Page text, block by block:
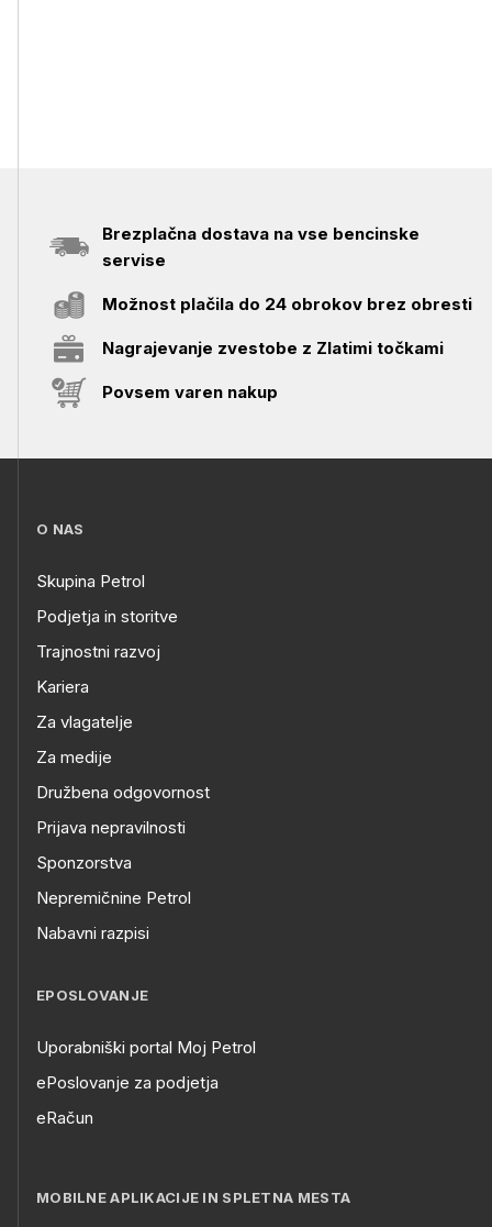
Brezplačna dostava na vse bencinske
servise
Možnost plačila do 24 obrokov brez obresti
Nagrajevanje zvestobe z Zlatimi točkami
Povsem varen nakup
O NAS
Skupina Petrol
Podjetja in storitve
Trajnostni razvoj
Kariera
Za vlagatelje
Za medije
Družbena odgovornost
Prijava nepravilnosti
Sponzorstva
Nepremičnine Petrol
Nabavni razpisi
EPOSLOVANJE
Uporabniški portal Moj Petrol
ePoslovanje za podjetja
eRačun
MOBILNE APLIKACIJE IN SPLETNA MESTA